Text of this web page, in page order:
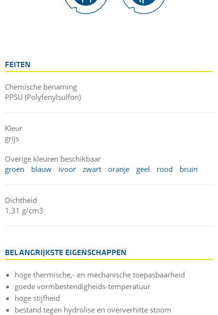
FEITEN
Chemische benaming
PPSU (Polyfenylsulfon)
Kleur
grijs
Overige kleuren beschikbaar
groen
blauw ivoor zwart oranje geel rood bruin
Dichtheid
1,31 g/cm3
BELANGRIJKSTE EIGENSCHAPPEN
hoge thermische,- en mechanische toepasbaarheid
goede vormbestendigheids-temperatuur
hoge stijfheid
bestand tegen hydrolise en oververhitte stoom